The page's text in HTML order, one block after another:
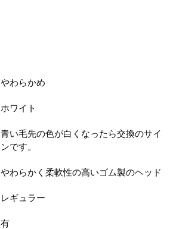
やわらかめ
ホワイト
青い毛先の色が白くなったら交換のサイ
ンです。
やわらかく柔軟性の高いゴム製のヘッド
レギュラー
有